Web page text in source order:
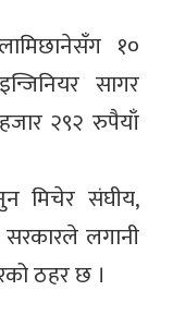
१०
सागर
२९२ रुपैयाँ
मिचेर संघीय,
लगानी
ठहर छ ।